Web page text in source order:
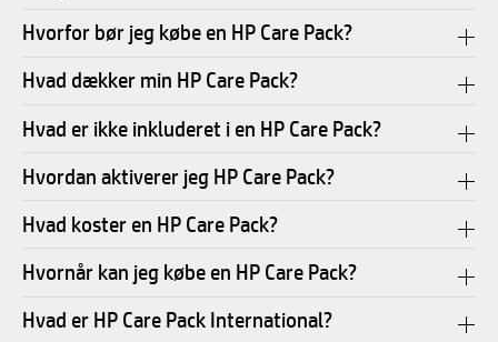
Hvorfor bør jeg købe en HP Care Pack?
Hvad dækker min HP Care Pack?
Hvad er ikke inkluderet i en HP Care Pack?
Hvordan aktiverer jeg HP Care Pack?
Hvad koster en HP Care Pack?
Hvornår kan jeg købe en HP Care Pack?
Hvad er HP Care Pack International?